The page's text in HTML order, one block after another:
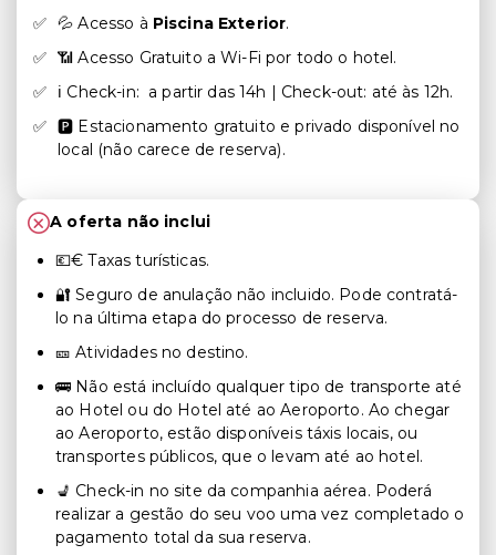
💦 Acesso à Piscina Exterior.
📶 Acesso Gratuito a Wi-Fi por todo o hotel.
ℹ️ Check-in: a partir das 14h | Check-out: até às 12h.
🅿️ Estacionamento gratuito e privado disponível no
local (não carece de reserva).
A oferta não inclui
💶€ Taxas turísticas.
🔐 Seguro de anulação não incluido. Pode contratá-
lo na última etapa do processo de reserva.
🎫 Atividades no destino.
🚌 Não está incluído qualquer tipo de transporte até
ao Hotel ou do Hotel até ao Aeroporto. Ao chegar
ao Aeroporto, estão disponíveis táxis locais, ou
transportes públicos, que o levam até ao hotel.
💺 Check-in no site da companhia aérea. Poderá
realizar a gestão do seu voo uma vez completado o
pagamento total da sua reserva.